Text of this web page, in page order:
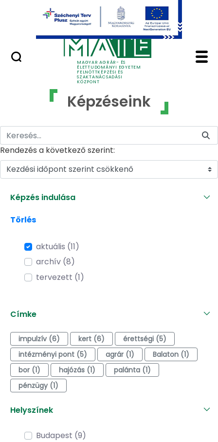
Ugrás a fő tartalomhoz
MAGYAR AGRÁR- ÉS
ÉLETTUDOMÁNYI EGYETEM
FELNŐTTKÉPZÉSI ÉS
SZAKTANÁCSADÁSI
KÖZPONT
Képzéseink - MATE
Képzéseink
Rendezés a következő szerint:
Kezdési időpont szerint csökkenő
Képzés indulása
Törlés
aktuális (11)
archív (8)
tervezett (1)
Címke
impulzív (6) kert (6)
érettségi (5)
intézményi pont (5)
agrár (1)
Balaton (1)
bor (1)
hajózás (1)
palánta (1)
pénzügy (1)
Helyszínek
Budapest (9)